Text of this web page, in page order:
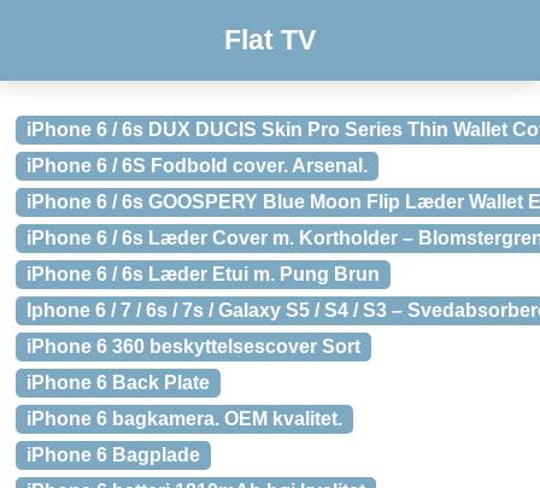
Flat TV
iPhone 6 / 6s DUX DUCIS Skin Pro Series Thin Wallet
iPhone 6 / 6S Fodbold cover. Arsenal.
iPhone 6 / 6s GOOSPERY Blue Moon Flip Læder Wallet
iPhone 6 / 6s Læder Cover m. Kortholder –
iPhone 6 / 6s Læder Etui m. Pung Brun
Iphone 6 / 7 / 6s / 7s / Galaxy S5 / S4 / S3 –
iPhone 6 360 beskyttelsescover Sort
iPhone 6 Back Plate
iPhone 6 bagkamera. OEM kvalitet.
iPhone 6 Bagplade